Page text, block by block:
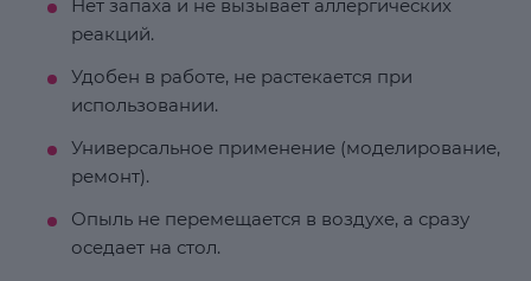
Нет запаха и не вызывает аллергических
реакций.
Удобен в работе, не растекается при
использовании.
Универсальное применение (моделирование,
ремонт).
Опыль не перемещается в воздухе, а сразу
оседает на стол.